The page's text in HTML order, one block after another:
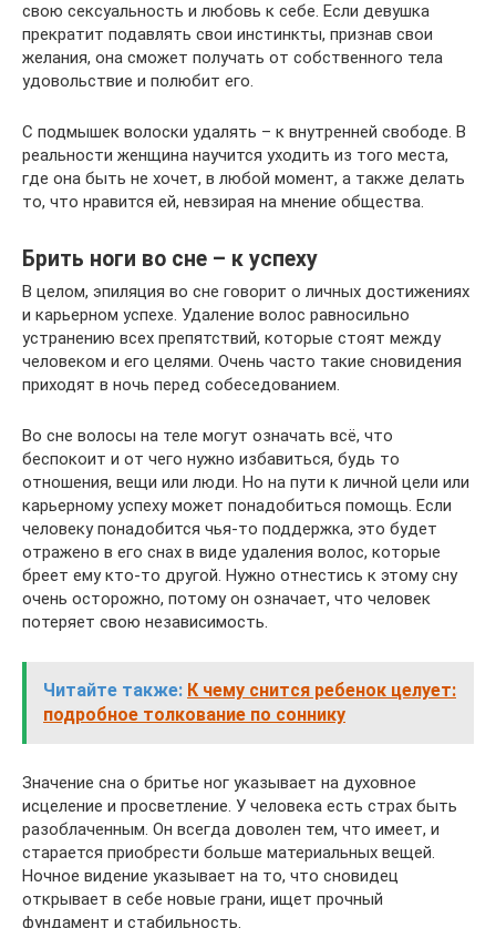
свою сексуальность и любовь к себе. Если девушка
прекратит подавлять свои инстинкты, признав свои
желания, она сможет получать от собственного тела
удовольствие и полюбит его.
С подмышек волоски удалять – к внутренней свободе. В
реальности женщина научится уходить из того места,
где она быть не хочет, в любой момент, а также делать
то, что нравится ей, невзирая на мнение общества.
Брить ноги во сне – к успеху
В целом, эпиляция во сне говорит о личных достижениях
и карьерном успехе. Удаление волос равносильно
устранению всех препятствий, которые стоят между
человеком и его целями. Очень часто такие сновидения
приходят в ночь перед собеседованием.
Во сне волосы на теле могут означать всё, что
беспокоит и от чего нужно избавиться, будь то
отношения, вещи или люди. Но на пути к личной цели или
карьерному успеху может понадобиться помощь. Если
человеку понадобится чья-то поддержка, это будет
отражено в его снах в виде удаления волос, которые
бреет ему кто-то другой. Нужно отнестись к этому сну
очень осторожно, потому он означает, что человек
потеряет свою независимость.
Читайте также: К чему снится ребенок целует:
подробное толкование по соннику
Значение сна о бритье ног указывает на духовное
исцеление и просветление. У человека есть страх быть
разоблаченным. Он всегда доволен тем, что имеет, и
старается приобрести больше материальных вещей.
Ночное видение указывает на то, что сновидец
открывает в себе новые грани, ищет прочный
фундамент и стабильность.